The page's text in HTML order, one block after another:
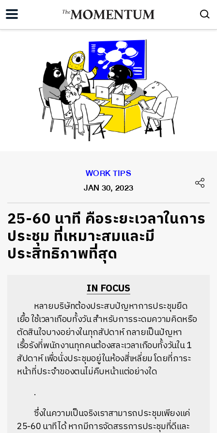
WORK TIPS
JAN 30, 2023
25-60 นาที คือระยะเวลาในการ
ประชุม ที่เหมาะสมและมี
ประสิทธิภาพที่สุด
IN FOCUS
หลายบริษัทต้องประสบปัญหาการประชุมยืด
เยื้อ ใช้เวลาเกือบทั้งวัน สำหรับการระดมความคิดหรือ
ตัดสินใจบางอย่างในทุกสัปดาห์ กลายเป็นปัญหา
เรื้อรังที่พนักงานทุกคนต้องสละเวลาเกือบทั้งวันใน 1
สัปดาห์ เพื่อนั่งประชุมอยู่ในห้องสี่เหลี่ยม โดยที่ภาระ
หน้าที่ประจำของตนไม่คืบหน้าแต่อย่างใด
.
ซึ่งในความเป็นจริงเราสามารถประชุมเพียงแค่
25-60 นาทีได้ หากมีการจัดสรรการประชุมที่ดีและ